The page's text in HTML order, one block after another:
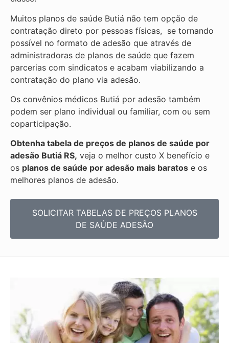
Muitos planos de saúde Butiá não tem opção de
contratação direto por pessoas físicas, se tornando
possível no formato de adesão que através de
administradoras de planos de saúde que fazem
parcerias com sindicatos e acabam viabilizando a
contratação do plano via adesão.
Os convênios médicos Butiá por adesão também
podem ser plano individual ou familiar, com ou sem
coparticipação.
Obtenha tabela de preços de planos de saúde por
adesão Butiá RS, veja o melhor custo X benefício e
os planos de saúde por adesão mais baratos e os
melhores planos de adesão.
SOLICITAR TABELAS DE PREÇOS PLANOS
DE SAÚDE ADESÃO